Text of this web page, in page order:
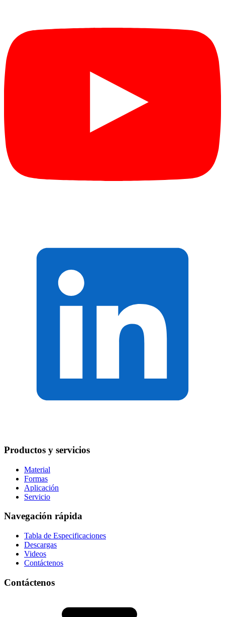
Productos y servicios
Material
Formas
Aplicación
Servicio
Navegación rápida
Tabla de Especificaciones
Descargas
Videos
Contáctenos
Contáctenos